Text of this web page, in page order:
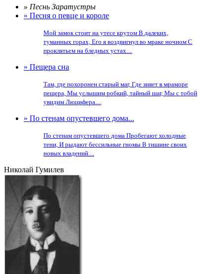
» Песнь Заратустры
» Песня о певце и короле
Мой замок стоит на утесе крутом В далеких,
туманных горах, Его я воздвигнул во мраке ночном С
проклятьем на бледных устах....
» Пещера сна
Там, где похоронен старый маг, Где зияет в мраморе
пещера, Мы услышим робкий, тайный шаг, Мы с тобой
увидим Люцифера....
» По стенам опустевшего дома...
По стенам опустевшего дома Пробегают холодные
тени, И рыдают бессильные гномы В тишине своих
новых владений....
Николай Гумилев